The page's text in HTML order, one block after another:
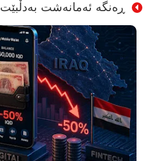
ڕەنگە ئەمانەشت بەدڵبێت